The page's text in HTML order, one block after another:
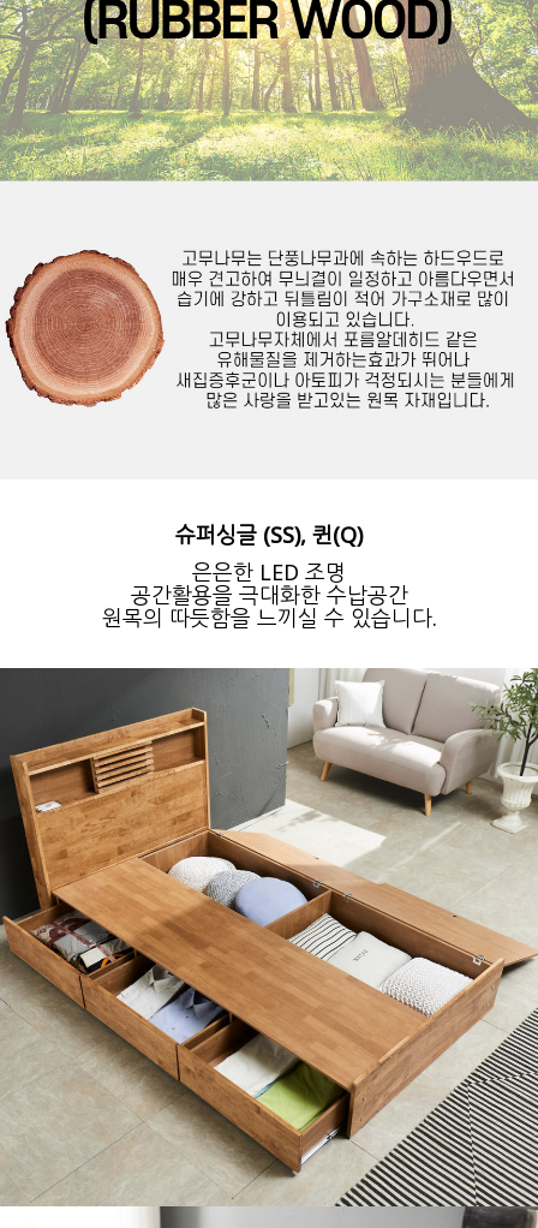
슈퍼싱글 (SS), 퀸(Q)
은은한 LED 조명
공간활용을 극대화한 수납공간
원목의 따듯함을 느끼실 수 있습니다.